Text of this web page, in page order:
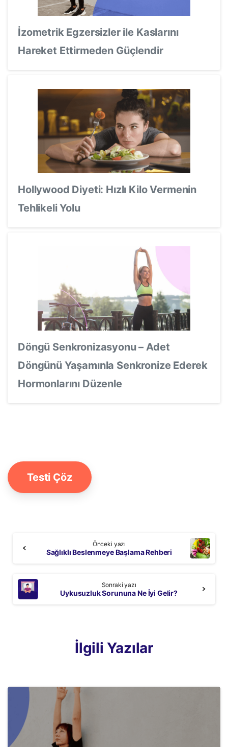
İzometrik Egzersizler ile Kaslarını
Hareket Ettirmeden Güçlendir
Hollywood Diyeti: Hızlı Kilo Vermenin
Tehlikeli Yolu
Döngü Senkronizasyonu – Adet
Döngünü Yaşamınla Senkronize Ederek
Hormonlarını Düzenle
Testi Çöz
Reading
Önceki yazı
Sağlıklı Beslenmeye Başlama Rehberi
Sonraki yazı
Uykusuzluk Sorununa Ne İyi Gelir?
İlgili Yazılar